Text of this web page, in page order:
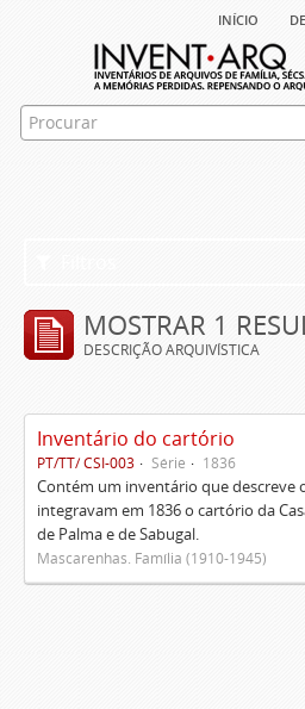
início
MOSTRAR 1
DESCRIÇÃO ARQUIVÍSTICA
Inventário do cartório
PT/TT/ CSI-003 Série 1836
Contém um inventário que descreve
integravam em 1836 o cartório da
de Palma e de Sabugal.
Mascarenhas. Família (1910-1945)